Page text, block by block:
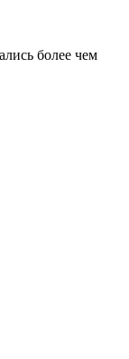
более чем